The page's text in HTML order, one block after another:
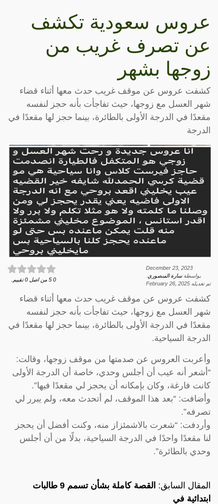
عروس سعودية تكشف
عن تصرف غريب من
زوجها بشهر
كشفت عروس عن موقف غريب حدث معها أثناء قضاء
شهر العسل مع زوجها، حيث تفاجأت بأنه حجز لنفسه
مقعدًا في الدرجة الأولى بالطائرة، بينما حجز لها مقعدًا في
الدرجة
December 23, 2023
بواسطةسارة المنصوري
تم تعديله February 26, 2025
0
5 من اصل 0 تقييم.
كشفت عروس عن موقف غريب حدث معها أثناء قضاء
شهر العسل مع زوجها، حيث تفاجأت بأنه حجز لنفسه
مقعدًا في الدرجة الأولى بالطائرة، بينما حجز لها مقعدًا في
الدرجة السياحية.
وأعربت العروس عن صدمتها من موقف زوجها، وقالت:
“أشعر أنه عيب أن أجلس وحدي، خاصة أن الدرجة الأولى
كانت فارغة، وكان بإمكانه أن يحجز لي مقعدًا فيها”.
وأضافت: “بعد هذا الموقف، لم أتحدث معه، ولم يبرر لي
تصرفه”.
وأردفت: “شعرت بالاشمئزاز منه، وكنت أفضل أن يحجز
لنا مقعدًا واحدًا في الدرجة السياحية، بدلًا من أن أجلس
وحدي بالطائرة”.
المقال السابق:
القصة كاملة بشأن تسمم 9 طالبات
ابتدائية في